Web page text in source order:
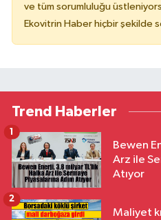
ve tüm sorumluluğu
Ekovitrin Haber hiçbir şekilde
Trend Haberler
Bewen
Arz ile
Atıyor
1
Maliyet
2